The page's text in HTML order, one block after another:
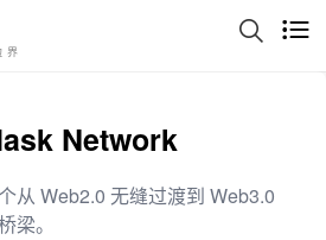
界
Network
从 Web2.0 无缝过渡到 Web3.0
梁。